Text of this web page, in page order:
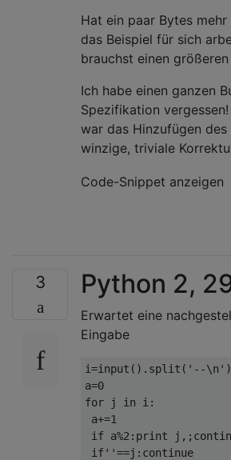
Hat ein paar Bytes
das Beispiel für sich
brauchst einen
Ich habe einen ganzen
Spezifikation
war das Hinzufügen
winzige, triviale
Code-Snippet anzeigen
3 Python 2,
Erwartet eine
Eingabe
i=input (). split ( '--\n' )
a=0
for j in i :
a+=1
if a%2 : print j ,;
if''==j : continue